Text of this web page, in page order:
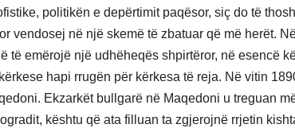
politikën e depërtimit paqësor, siç do të
vendosej në një skemë të zbatuar që më herët.
të emërojë një udhëheqës shpirtëror, në esencë
hapi rrugën për kërkesa të reja. Në vitin
Ekzarkët bullgarë në Maqedoni u treguan
kështu që ata filluan ta zgjerojnë rrjetin